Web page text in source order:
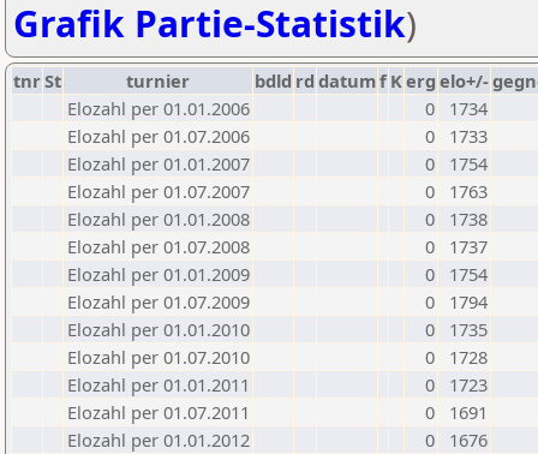
Grafik Partie-Statistik)
tnrSt turnier bdld rd datumf Kerg elo+/-
Elozahl per 01.01.2006
0
1734
Elozahl per 01.07.2006
0
1733
Elozahl per 01.01.2007
0
1754
Elozahl per 01.07.2007
0
1763
Elozahl per 01.01.2008
0
1738
Elozahl per 01.07.2008
0
1737
Elozahl per 01.01.2009
0
1754
Elozahl per 01.07.2009
0
1794
Elozahl per 01.01.2010
0
1735
Elozahl per 01.07.2010
0
1728
Elozahl per 01.01.2011
0
1723
Elozahl per 01.07.2011
0
1691
Elozahl per 01.01.2012
0
1676